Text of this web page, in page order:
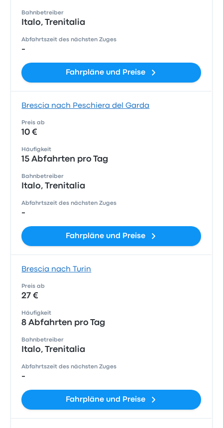
Bahnbetreiber
Italo, Trenitalia
Abfahrtszeit des nächsten Zuges
-
Fahrpläne und Preise
Brescia nach Peschiera del Garda
Preis ab
10 €
Häufigkeit
15 Abfahrten pro Tag
Bahnbetreiber
Italo, Trenitalia
Abfahrtszeit des nächsten Zuges
-
Fahrpläne und Preise
Brescia nach Turin
Preis ab
27 €
Häufigkeit
8 Abfahrten pro Tag
Bahnbetreiber
Italo, Trenitalia
Abfahrtszeit des nächsten Zuges
-
Fahrpläne und Preise